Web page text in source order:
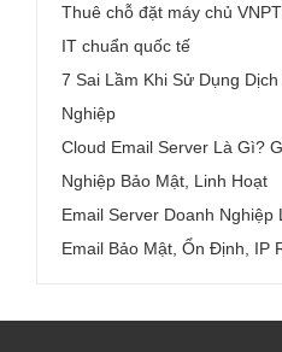
Thuê chỗ đặt máy chủ
IT chuẩn quốc tế
7 Sai Lầm Khi Sử Dụng
Nghiệp
Cloud Email Server Là Gì?
Nghiệp Bảo Mật, Linh Hoạt
Email Server Doanh Nghiệp
Email Bảo Mật, Ổn Định, IP